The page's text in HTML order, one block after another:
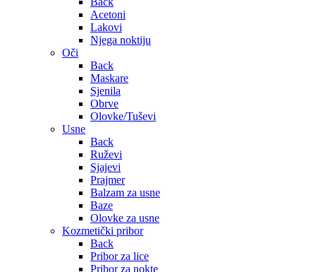
Acetoni
Lakovi
Njega noktiju
Oči
Back
Maskare
Sjenila
Obrve
Olovke/Tuševi
Usne
Back
Ruževi
Sjajevi
Prajmer
Balzam za usne
Baze
Olovke za usne
Kozmetički pribor
Back
Pribor za lice
Pribor za nokte